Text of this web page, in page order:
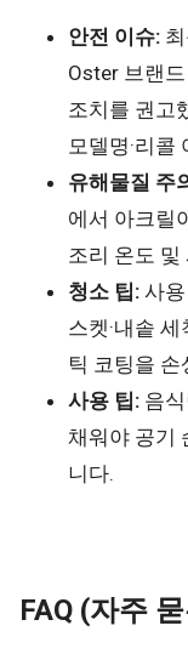
안전 이슈:
Oster 브랜
조치를 권고
모델명·리콜
유해물질 주
에서 아크릴
조리 온도 및
청소 팁: 사
스켓·내솥
틱 코팅을
사용 팁: 음
채워야 공기
니다.
FAQ (자주